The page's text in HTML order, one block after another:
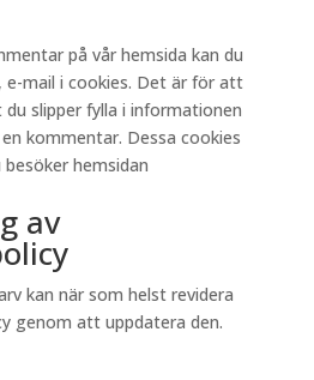
på vår hemsida kan du
mail i cookies. Det är för att
slipper fylla i informationen
kommentar. Dessa cookies
hemsidan
av
kan när som helst revidera
genom att uppdatera den.